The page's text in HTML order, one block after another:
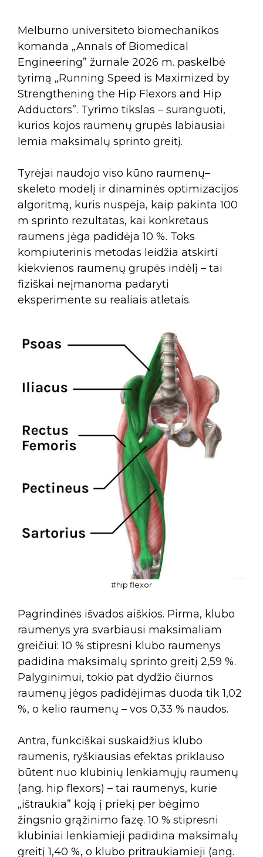
Melburno universiteto biomechanikos
komanda „Annals of Biomedical
Engineering” žurnale 2026 m. paskelbė
tyrimą „Running Speed is Maximized by
Strengthening the Hip Flexors and Hip
Adductors”. Tyrimo tikslas – suranguoti,
kurios kojos raumenų grupės labiausiai
lemia maksimalų sprinto greitį.
Tyrėjai naudojo viso kūno raumenų–
skeleto modelį ir dinaminės optimizacijos
algoritmą, kuris nuspėja, kaip pakinta 100
m sprinto rezultatas, kai konkretaus
raumens jėga padidėja 10 %. Toks
kompiuterinis metodas leidžia atskirti
kiekvienos raumenų grupės indėlį – tai
fiziškai neįmanoma padaryti
eksperimente su realiais atletais.
#hip flexor
Pagrindinės išvados aiškios. Pirma, klubo
raumenys yra svarbiausi maksimaliam
greičiui: 10 % stipresni klubo raumenys
padidina maksimalų sprinto greitį 2,59 %.
Palyginimui, tokio pat dydžio čiurnos
raumenų jėgos padidėjimas duoda tik 1,02
%, o kelio raumenų – vos 0,33 % naudos.
Antra, funkciškai suskaidžius klubo
raumenis, ryškiausias efektas priklauso
būtent nuo klubinių lenkiamųjų raumenų
(ang. hip flexors) – tai raumenys, kurie
„ištraukia” koją į priekį per bėgimo
žingsnio grąžinimo fazę. 10 % stipresni
klubiniai lenkiamieji padidina maksimalų
greitį 1,40 %, o klubo pritraukiamieji (ang.